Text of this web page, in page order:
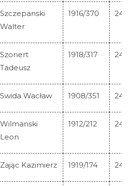
Szczepanski
Walter
1916/370
Szonert
Tadeusz
1918/317
Swida Wacław 1908/351
Wilmanski
Leon
1912/212
Zając Kazimierz 1919/174